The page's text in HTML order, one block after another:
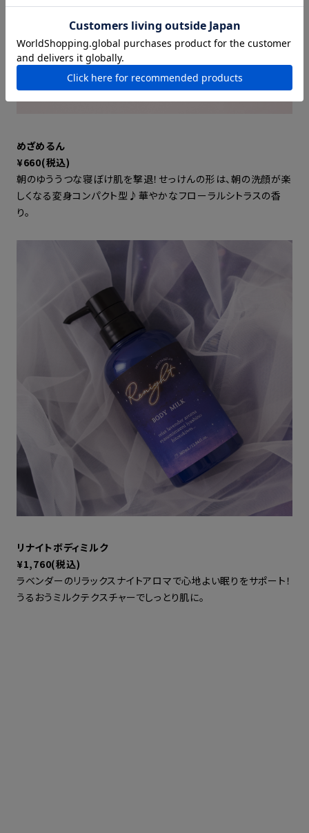
めざめるん
¥660(税込)
朝のゆううつな寝ぼけ肌を撃退！せっけんの形は、朝の洗顔が楽
しくなる変身コンパクト型♪華やかなフローラルシトラスの香
り。
リナイトボディミルク
¥1,760(税込)
ラベンダーのリラックスナイトアロマで心地よい眠りをサポート！
うるおうミルクテクスチャーでしっとり肌に。